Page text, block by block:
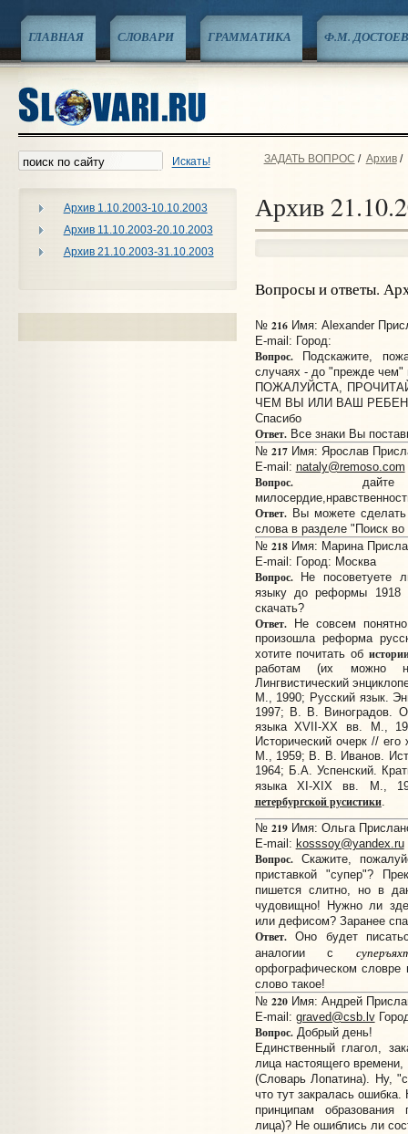
ГЛАВНАЯ СЛОВАРИ ГРАММАТИКА Ф.М.
Искать!
Архив 1.10.2003-10.10.2003
Архив 11.10.2003-20.10.2003
Архив 21.10.2003-31.10.2003
ЗАДАТЬ ВОПРОС / Архив/
Архив
Вопросы и ответы.
№ 216Имя: Alexander
E-mail: Город:
Вопрос.Подскажите,
случаях - до "прежде
ПОЖАЛУЙСТА,
ЧЕМ ВЫ ИЛИ ВАШ
Спасибо
Ответ.Все знаки Вы
№ 217Имя: Ярослав
E-mail: nataly@remoso.com
Вопрос.дайте
Ответ.Вы можете сделать
слова в разделе "Поиск
№ 218Имя: Марина
E-mail: Город: Москва
Вопрос.Не посоветуете
языку до реформы 1918
скачать?
Ответ.Не совсем
произошла реформа
хотите почитать об
работам (их можно
Лингвистический
М., 1990; Русский язык.
1997; В. В. Виноградов.
языка XVII-XX вв. М.,
Исторический очерк //
М., 1959; В. В. Иванов.
1964; Б.А. Успенский.
языка XI-XIX вв. М.,
петербургской русистики.
№ 219Имя: Ольга
E-mail: kosssoy@yandex.ru
Вопрос.Скажите,
приставкой "супер"?
пишется слитно, но в
чудовищно! Нужно ли
или дефисом? Заранее
Ответ.Оно будет
аналогии с
орфографическом
слово такое!
№ 220Имя: Андрей
E-mail: graved@csb.lv
Вопрос.Добрый день!
Единственный глагол,
лица настоящего
(Словарь Лопатина). Ну,
что тут закралась
принципам образования
лица)? Не ошиблись ли